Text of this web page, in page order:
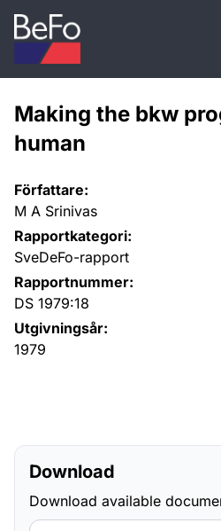
Skip to content
Making the bkw
human
Författare:
M A Srinivas
Rapportkategori:
SveDeFo-rapport
Rapportnummer:
DS 1979:18
Utgivningsår:
1979
Download
Download available